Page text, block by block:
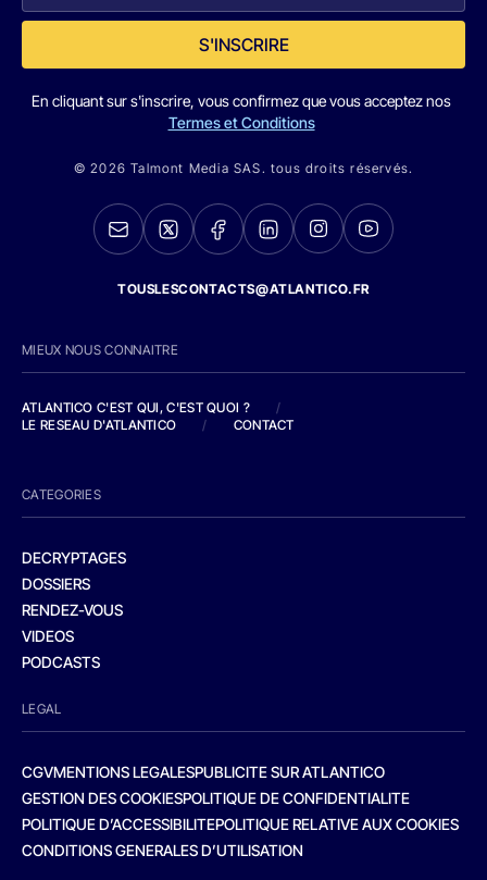
S'INSCRIRE
En cliquant sur s'inscrire, vous confirmez que vous acceptez nos
Termes et Conditions
© 2026 Talmont Media SAS. tous droits réservés.
TOUSLESCONTACTS@ATLANTICO.FR
MIEUX NOUS CONNAITRE
ATLANTICO C'EST QUI, C'EST QUOI ?
/
LE RESEAU D'ATLANTICO
/ CONTACT
CATEGORIES
DECRYPTAGES
DOSSIERS
RENDEZ-VOUS
VIDEOS
PODCASTS
LEGAL
CGVMENTIONS LEGALESPUBLICITE SUR ATLANTICO
GESTION DES COOKIESPOLITIQUE DE CONFIDENTIALITE
POLITIQUE D’ACCESSIBILITEPOLITIQUE RELATIVE AUX COOKIES
CONDITIONS GENERALES D’UTILISATION